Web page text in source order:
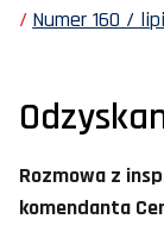
Numer 160 /
Rozmowa z
komendanta